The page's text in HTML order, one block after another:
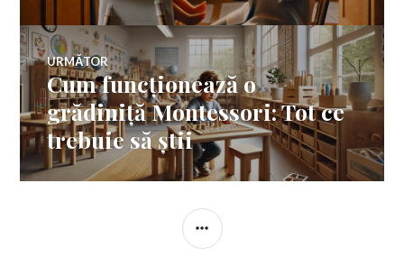
URMĂTOR
Articolul
următor:
Cum funcționează o
grădiniță Montessori: Tot ce
trebuie să știi
BARĂ